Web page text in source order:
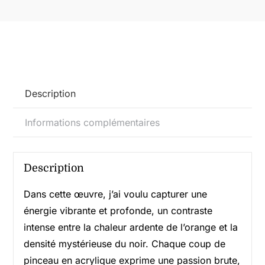
Description
Informations complémentaires
Description
Dans cette œuvre, j’ai voulu capturer une
énergie vibrante et profonde, un contraste
intense entre la chaleur ardente de l’orange et la
densité mystérieuse du noir. Chaque coup de
pinceau en acrylique exprime une passion brute,